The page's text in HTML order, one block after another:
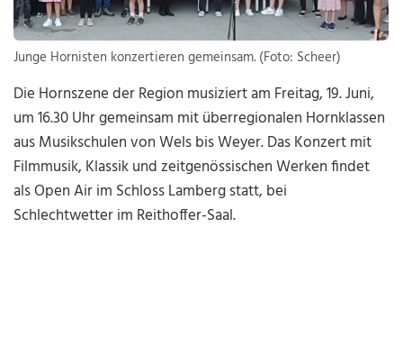
Junge Hornisten konzertieren gemeinsam. (Foto: Scheer)
Die Hornszene der Region musiziert am Freitag, 19. Juni,
um 16.30 Uhr gemeinsam mit überregionalen Hornklassen
aus Musikschulen von Wels bis Weyer. Das Konzert mit
Filmmusik, Klassik und zeitgenössischen Werken findet
als Open Air im Schloss Lamberg statt, bei
Schlechtwetter im Reithoffer-Saal.